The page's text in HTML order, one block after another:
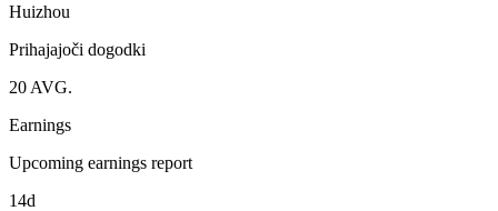
Huizhou
Prihajajoči dogodki
20 AVG.
Earnings
Upcoming earnings report
14d